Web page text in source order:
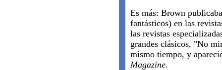
Es más: Brown
fantásticos) en las
las revistas
grandes clásicos, "No
mismo tiempo, y
Magazine.